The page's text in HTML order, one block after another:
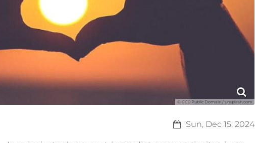
© CC0 Public Domain / unsplash.com
Date:Sun, Dec 15, 2024